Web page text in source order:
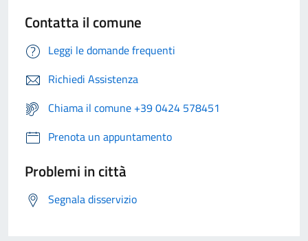
Contatta il comune
Leggi le domande frequenti
Richiedi Assistenza
Chiama il comune +39 0424 578451
Prenota un appuntamento
Problemi in città
Segnala disservizio